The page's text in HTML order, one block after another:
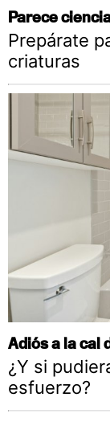
Parece
Prepárate
criaturas
Adiós a la cal
¿Y si
esfuerzo?